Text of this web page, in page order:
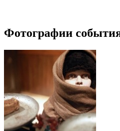
Фотографии